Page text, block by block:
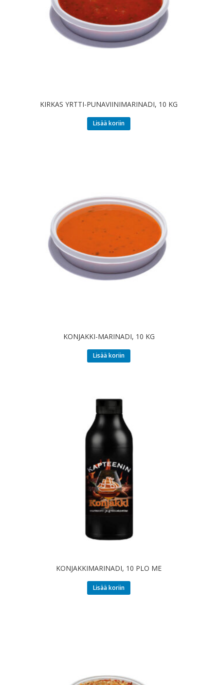
KIRKAS YRTTI-PUNAVIINIMARINADI, 10 KG
Lisää koriin
KONJAKKI-MARINADI, 10 KG
Lisää koriin
KONJAKKIMARINADI, 10 PLO ME
Lisää koriin